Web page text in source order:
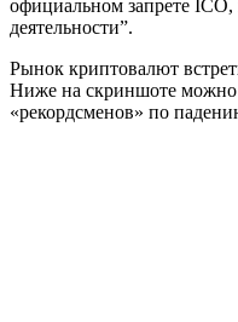
официальном запрете
деятельности”.
Рынок криптовалют
Ниже на скриншоте можно
«рекордсменов» по